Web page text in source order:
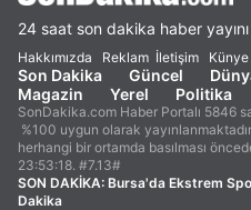
24 saat son dakika haber yayını
Hakkımızda Reklam İletişim Künye
Son Dakika Güncel
Magazin
Yerel Politika
SonDakika.com Haber Portalı 5846
%100 uygun olarak
herhangi bir ortamda basılması
23:53:18. #7.13#
SON DAKİKA: Bursa'da Ekstrem
Dakika